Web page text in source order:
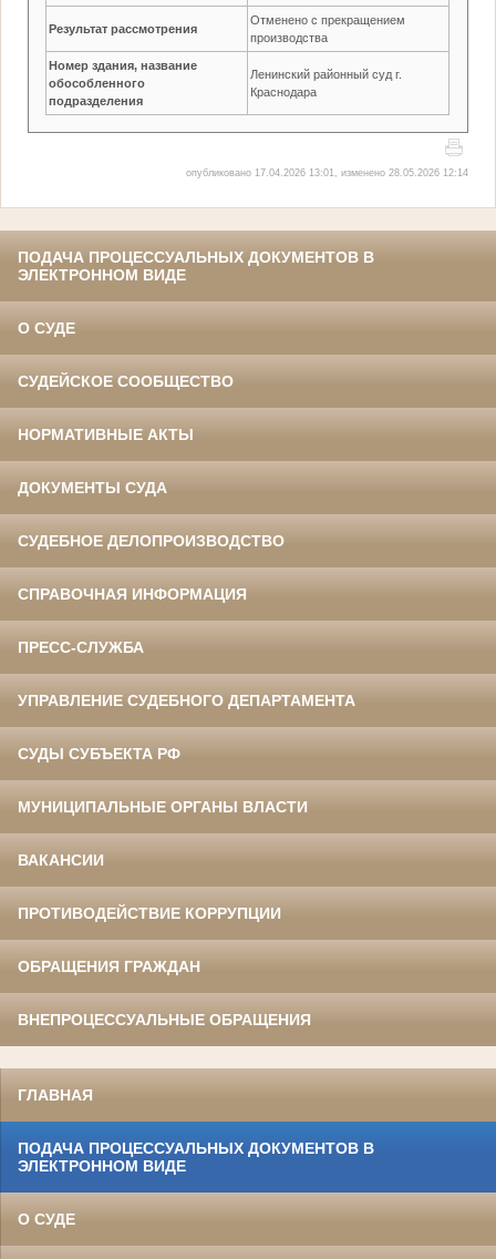
Результат рассмотрения
Отменено с прекращением
производства
Номер здания, название
обособленного
подразделения
Ленинский районный суд г.
Краснодара
опубликовано 17.04.2026 13:01, изменено 28.05.2026 12:14
ПОДАЧА ПРОЦЕССУАЛЬНЫХ ДОКУМЕНТОВ В
ЭЛЕКТРОННОМ ВИДЕ
О СУДЕ
СУДЕЙСКОЕ СООБЩЕСТВО
НОРМАТИВНЫЕ АКТЫ
ДОКУМЕНТЫ СУДА
СУДЕБНОЕ ДЕЛОПРОИЗВОДСТВО
СПРАВОЧНАЯ ИНФОРМАЦИЯ
ПРЕСС-СЛУЖБА
УПРАВЛЕНИЕ СУДЕБНОГО ДЕПАРТАМЕНТА
СУДЫ СУБЪЕКТА РФ
МУНИЦИПАЛЬНЫЕ ОРГАНЫ ВЛАСТИ
ВАКАНСИИ
ПРОТИВОДЕЙСТВИЕ КОРРУПЦИИ
ОБРАЩЕНИЯ ГРАЖДАН
ВНЕПРОЦЕССУАЛЬНЫЕ ОБРАЩЕНИЯ
ГЛАВНАЯ
ПОДАЧА ПРОЦЕССУАЛЬНЫХ ДОКУМЕНТОВ В
ЭЛЕКТРОННОМ ВИДЕ
О СУДЕ